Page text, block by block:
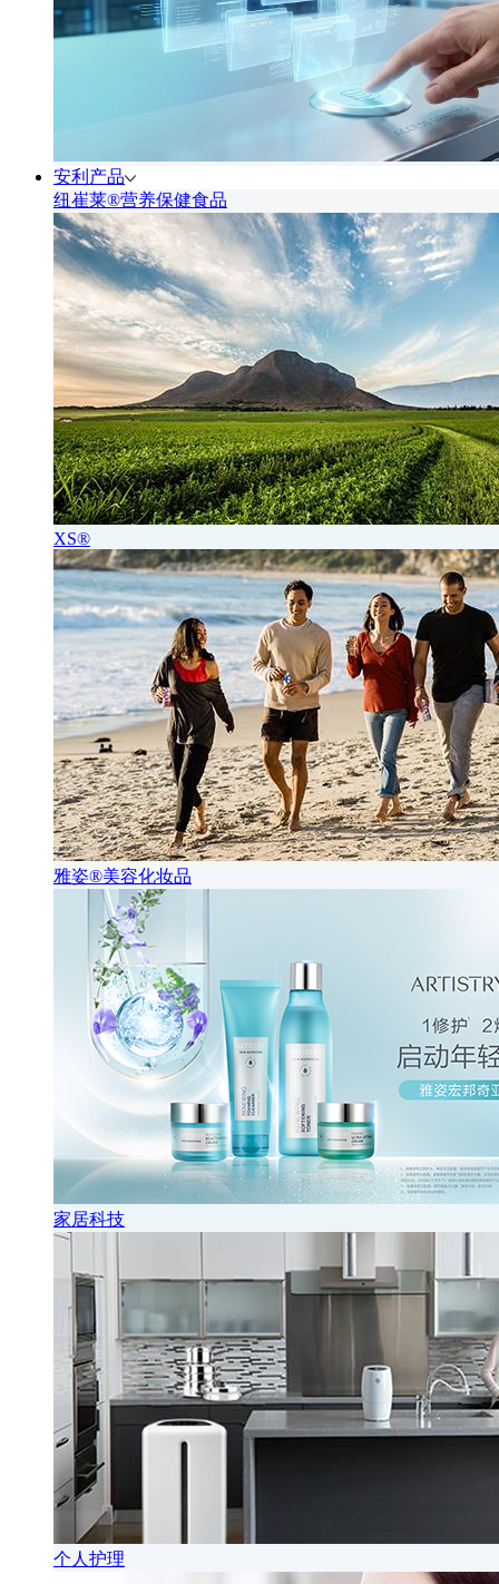
安利产品
纽崔莱®营养保健食品
XS®
雅姿®美容化妆品
家居科技
个人护理